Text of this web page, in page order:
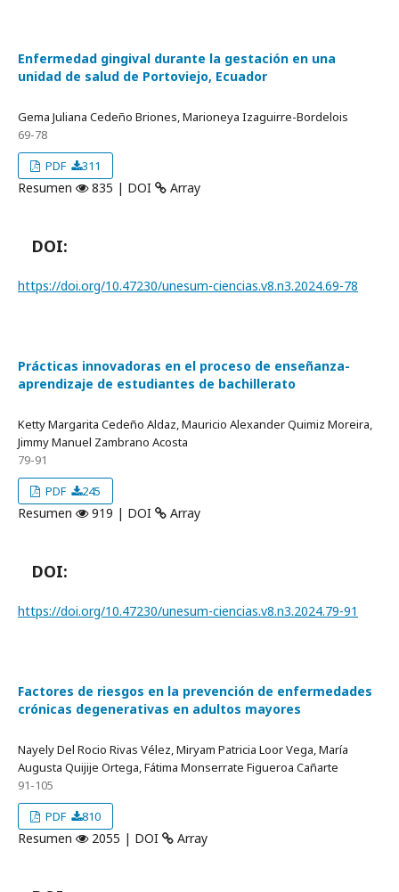
Enfermedad gingival durante la gestación en una
unidad de salud de Portoviejo, Ecuador
Gema Juliana Cedeño Briones, Marioneya Izaguirre-Bordelois
69-78
PDF
311
Resumen 835 | DOI Array
DOI:
https://doi.org/10.47230/unesum-ciencias.v8.n3.2024.69-78
Prácticas innovadoras en el proceso de enseñanza-
aprendizaje de estudiantes de bachillerato
Ketty Margarita Cedeño Aldaz, Mauricio Alexander Quimiz Moreira,
Jimmy Manuel Zambrano Acosta
79-91
PDF
245
Resumen 919 | DOI Array
DOI:
https://doi.org/10.47230/unesum-ciencias.v8.n3.2024.79-91
Factores de riesgos en la prevención de enfermedades
crónicas degenerativas en adultos mayores
Nayely Del Rocio Rivas Vélez, Miryam Patricia Loor Vega, María
Augusta Quijije Ortega, Fátima Monserrate Figueroa Cañarte
91-105
PDF
810
Resumen 2055 | DOI Array